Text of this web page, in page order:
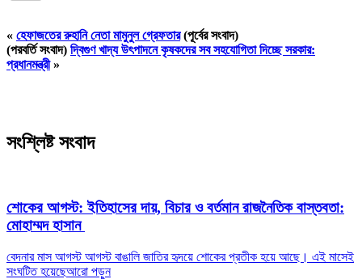
« হেফাজতের রুহানি নেতা মামুনুল গ্রেফতার(পূর্বের সংবাদ)
(পরবর্তি সংবাদ) দ্বিগুণ খাদ্য উৎপাদনে কৃষকদের সব সহযোগিতা দিচ্ছে সরকার:
প্রধানমন্ত্রী»
সংশ্লিষ্ট সংবাদ
শোকের আগস্ট: ইতিহাসের দায়, বিচার ও বর্তমান রাজনৈতিক বাস্তবতা:
মোহাম্মদ হাসান
বেদনার মাস আগস্ট আগস্ট বাঙালি জাতির হৃদয়ে শোকের প্রতীক হয়ে আছে। এই মাসেই
সংঘটিত হয়েছেআরো পড়ুন